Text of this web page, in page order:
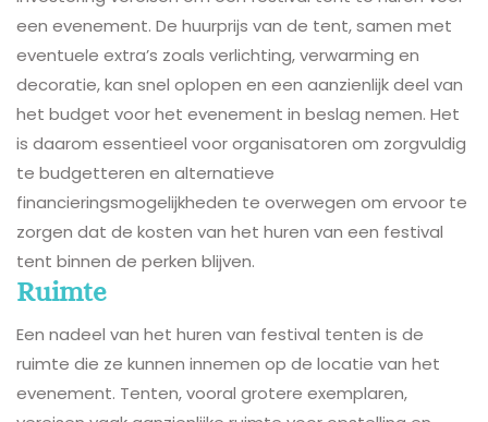
een evenement. De huurprijs van de tent, samen met
eventuele extra’s zoals verlichting, verwarming en
decoratie, kan snel oplopen en een aanzienlijk deel van
het budget voor het evenement in beslag nemen. Het
is daarom essentieel voor organisatoren om zorgvuldig
te budgetteren en alternatieve
financieringsmogelijkheden te overwegen om ervoor te
zorgen dat de kosten van het huren van een festival
tent binnen de perken blijven.
Ruimte
Een nadeel van het huren van festival tenten is de
ruimte die ze kunnen innemen op de locatie van het
evenement. Tenten, vooral grotere exemplaren,